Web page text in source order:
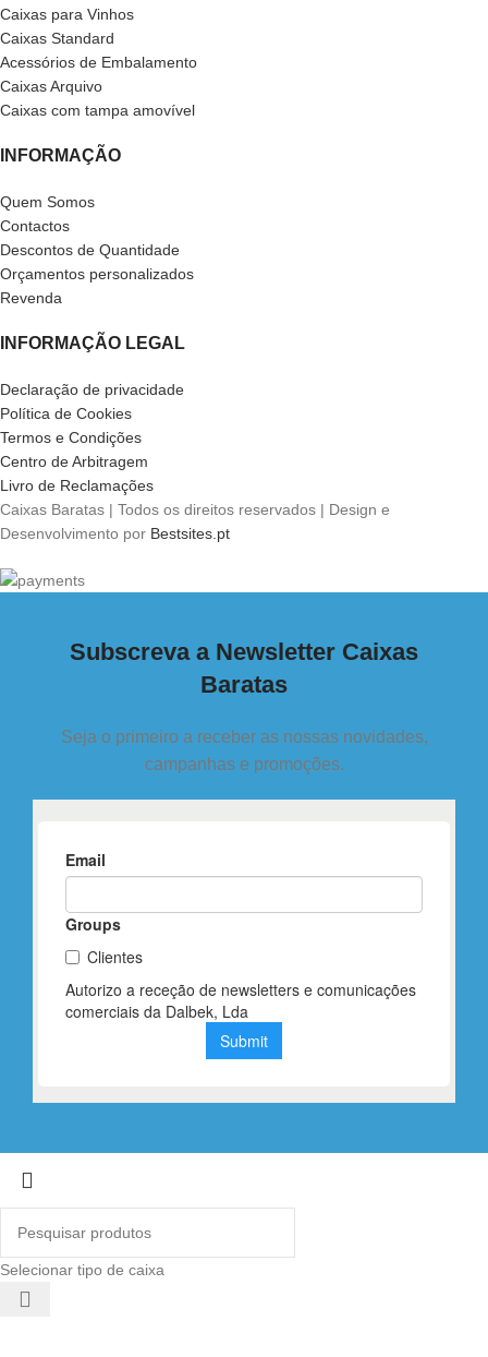
Caixas para Vinhos
Caixas Standard
Acessórios de Embalamento
Caixas Arquivo
Caixas com tampa amovível
INFORMAÇÃO
Quem Somos
Contactos
Descontos de Quantidade
Orçamentos personalizados
Revenda
INFORMAÇÃO LEGAL
Declaração de privacidade
Política de Cookies
Termos e Condições
Centro de Arbitragem
Livro de Reclamações
Caixas Baratas | Todos os direitos reservados | Design e
Desenvolvimento por Bestsites.pt
Subscreva a Newsletter Caixas
Baratas
Seja o primeiro a receber as nossas novidades,
campanhas e promoções.
Selecionar tipo de caixa